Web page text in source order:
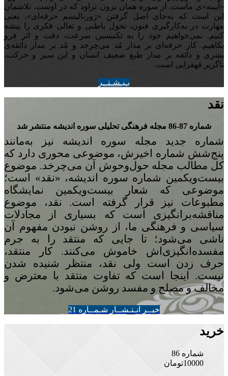
«آیینه‌»ی ماست. از سوره همان برون تراود که در اوست. تلاشمان
این است که به‌جای اصل گرفتن «ژورنالیسم حرفه‌ای»، یعنی
مهارت در به‌کارگیری فنون، تحول باطنی و تعالی فکری را پیشه
کنیم. نمی‌خواهیم خود را به تکنیسین سرعت، دقت و اثر فرو
بکاهیم. کار حرفه‌ای بر مدار مُد می‌چرخد و مُد بر مدار ذائقه‌ی
بشری و ذائقه بر مدار طبع ضعیف انسان و این سیر و حرکت،
ناگزیر قهقرایی است.
بـيـشـتــر
نقد
شماره 87-86 مجله‌ فرهنگی تحلیلی سوره‌ اندیشه منتشر شد
شماره‌ جدید مجله سوره اندیشه نیز به‌مانند
پنجشش شماره‌ اخیرش، موضوعی محوری دارد که
کل مطالب مجله حول‌وحوش آن می‌چرخد. موضوع
بیست‌ویکمین شماره‌ سوره‌ اندیشه، «نقد» است؛
موضوعی که شعار بیست‌ویکمین نمایشگاه
مطبوعات نیز قرار گرفته است. نقد، موضوع
مناقشه‌برانگیزی است که بسیاری از مجادلات
سیاسی و فرهنگی ما، از روشن نبودن مفهوم آن
ناشی می‌شود؛ تا جایی که منتقد را به جرم
مفسده‌انگیزی‌اش خاموش می‌کنند. کار منتقد،
حرف زدن است ولی نقد، منتظر شنیده شدن
نیست. اینجا است که تفاوت منتقد با معترض و
مخالف و مصلح و مفسد روشن می‌شود.
خبــر انـتـشــار شـمــاره 21
خرید
شماره 86
10000تومان